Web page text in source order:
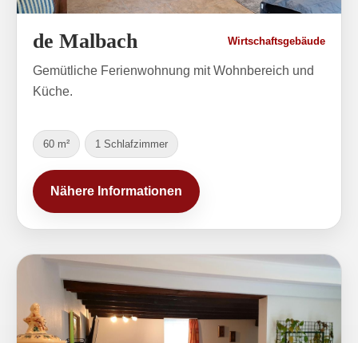
de Malbach Wirtschaftsgebäude
Gemütliche Ferienwohnung mit Wohnbereich und
Küche.
60 m² 1 Schlafzimmer
Nähere Informationen